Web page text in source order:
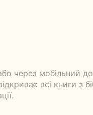
через мобільний
всі книги з